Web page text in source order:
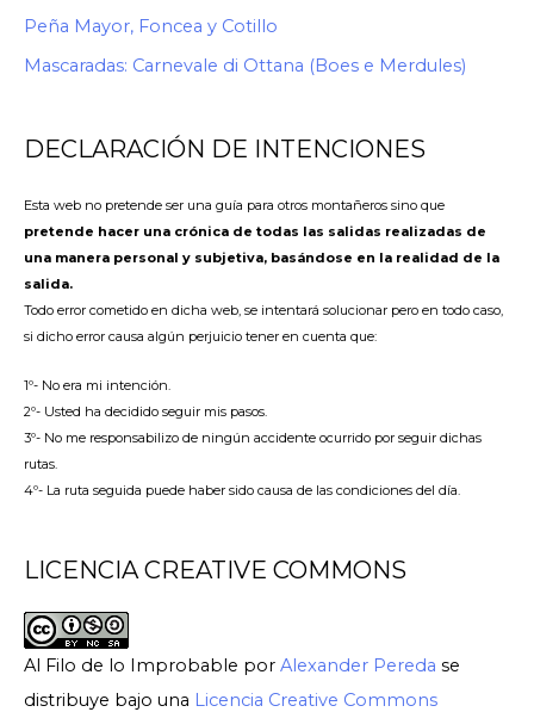
Peña Mayor, Foncea y Cotillo
Mascaradas: Carnevale di Ottana (Boes e Merdules)
DECLARACIÓN DE INTENCIONES
Esta web no pretende ser una guía para otros montañeros sino que
pretende hacer una crónica de todas las salidas realizadas de
una manera personal y subjetiva, basándose en la realidad de la
salida.
Todo error cometido en dicha web, se intentará solucionar pero en todo caso,
si dicho error causa algún perjuicio tener en cuenta que:
1º- No era mi intención.
2º- Usted ha decidido seguir mis pasos.
3º- No me responsabilizo de ningún accidente ocurrido por seguir dichas
rutas.
4º- La ruta seguida puede haber sido causa de las condiciones del día.
LICENCIA CREATIVE COMMONS
Al Filo de lo Improbable por Alexander Pereda se
distribuye bajo una Licencia Creative Commons